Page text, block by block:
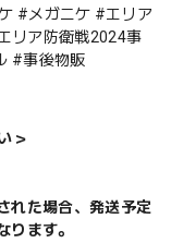
#メガニケ #エリア
リア防衛戦2024事
#事後物販
＞
れた場合、発送予定
ります。